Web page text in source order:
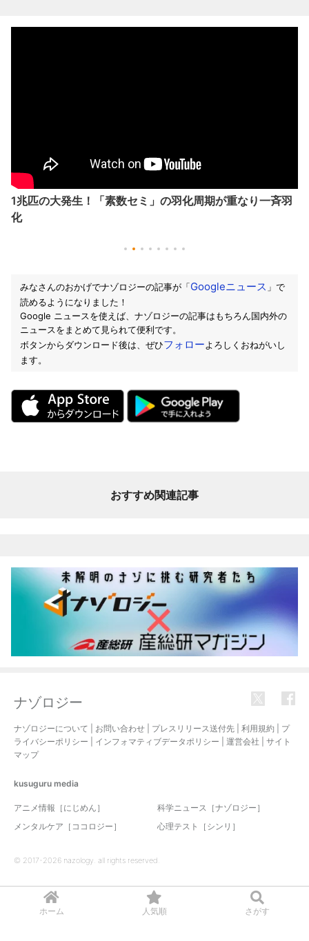
ホーム 人気順 さがす
1兆匹の大発生！「素数セミ」の羽化周期が重なり一斉羽
化
みなさんのおかげでナゾロジーの記事が「Googleニュース 」で
読めるようになりました！
Google ニュースを使えば、ナゾロジーの記事はもちろん国内外の
ニュースをまとめて見られて便利です。
ボタンからダウンロード後は、ぜひフォローよろしくおねがいし
ます。
おすすめ関連記事
ナゾロジー
ナゾロジーについて お問い合わせ プレスリリース送付先 利用規約
プ
ライバシーポリシー
インフォマティブデータポリシー 運営会社
サイト
マップ
kusuguru media
アニメ情報［にじめん］
科学ニュース［ナゾロジー］
メンタルケア［ココロジー］
心理テスト［シンリ］
© 2017-2026 nazology. all rights reserved.